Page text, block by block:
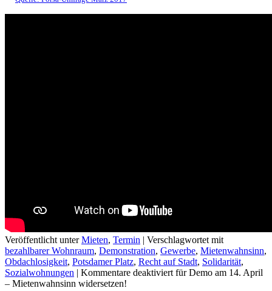
Veröffentlicht unter Mieten, Termin | Verschlagwortet mit
bezahlbarer Wohnraum, Demonstration, Gewerbe, Mietenwahnsinn,
Obdachlosigkeit, Potsdamer Platz, Recht auf Stadt, Solidarität,
Sozialwohnungen | Kommentare deaktiviert für Demo am 14. April
– Mietenwahnsinn widersetzen!